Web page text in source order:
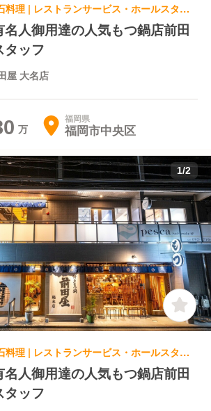
和食, 日本料理・懐石料理 | レストランサービス・ホールスタッフ | 博多もつ鍋前田屋 大名店
名人御用達の人気もつ鍋店前田
タッフ
屋 大名店
福岡県
福岡市中央区
1/2
和食, 日本料理・懐石料理 | レストランサービス・ホールスタッフ | 博多もつ鍋前田屋 博多店
名人御用達の人気もつ鍋店前田
タッフ